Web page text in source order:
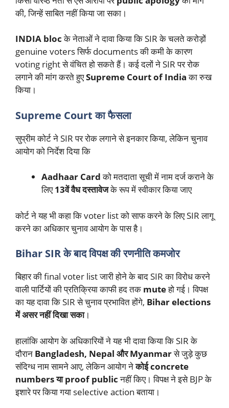
की, जिन्हें साबित नहीं किया जा सका।
INDIA blocके नेताओं ने दावा किया कि SIR के चलते करोड़ों
genuine voters सिर्फ documents की कमी के कारण
voting right से वंचित हो सकते हैं। कई दलों ने SIR पर रोक
लगाने की मांग करते हुएSupreme Court of Indiaका रुख
किया।
Supreme Court का फैसला
सुप्रीम कोर्ट ने SIR पर रोक लगाने से इनकार किया, लेकिन चुनाव
आयोग को निर्देश दिया कि
Aadhaar Cardको मतदाता सूची में नाम दर्ज कराने के
लिए13वें वैध दस्तावेजके रूप में स्वीकार किया जाए
कोर्ट ने यह भी कहा कि voter list को साफ करने के लिए SIR लागू
करने का अधिकार चुनाव आयोग के पास है।
Bihar SIR के बाद विपक्ष की रणनीति कमजोर
बिहार की final voter list जारी होने के बाद SIR का विरोध करने
वाली पार्टियों की प्रतिक्रिया काफी हद तक muteहो गई। विपक्ष
का यह दावा कि SIR से चुनाव प्रभावित होंगे, Bihar elections
में असर नहीं दिखा सका।
हालांकि आयोग के अधिकारियों ने यह भी दावा किया कि SIR के
दौरान Bangladesh, Nepal और Myanmarसे जुड़े कुछ
संदिग्ध नाम सामने आए, लेकिन आयोग नेकोई concrete
numbers या proof publicनहीं किए। विपक्ष ने इसे BJP के
इशारे पर किया गया selective action बताया।